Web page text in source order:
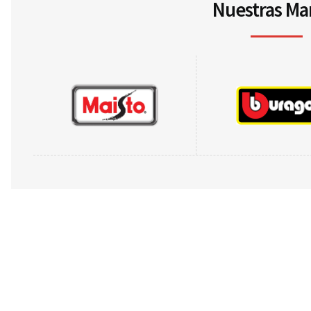
Nuestras